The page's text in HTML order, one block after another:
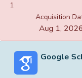
1
Acquisition
Aug 1,
Google